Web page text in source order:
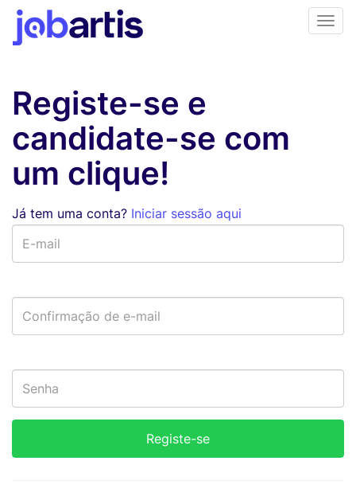
Registe-se e
candidate-se com
um clique!
Já tem uma conta? Iniciar sessão aqui